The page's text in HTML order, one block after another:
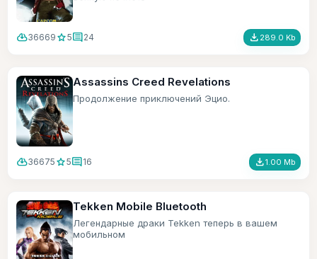
cloud_download36669 star5comment24 file_download 289.0 Kb
Assassins Creed Revelations
Продолжение приключений Эцио.
cloud_download36675 star5comment16 file_download1.00 Mb
Tekken Mobile Bluetooth
Легендарные драки Tekken теперь в вашем
мобильном